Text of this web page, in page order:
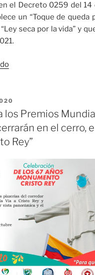
el Decreto 0259 del 14
un “Toque de queda
seca por la vida” y
«Se
vida
nocturna
y
la
gastronomía
Cali»
los Premios
en el cerro,
Rey”